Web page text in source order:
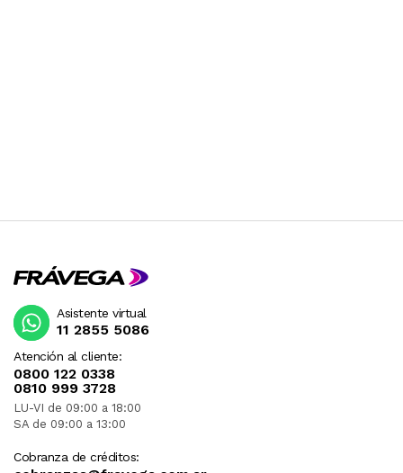
Atención al cliente:
0800 122 0338
0810 999 3728
LU-VI de 09:00 a 18:00
SA de 09:00 a 13:00
Cobranza de créditos:
Asistente virtual
11 2855 5086